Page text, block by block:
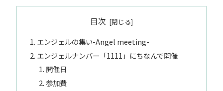
目次
エンジェルの集い-Angel meeting-
エンジェルナンバー「1111」にちなんで開催
開催日
参加費